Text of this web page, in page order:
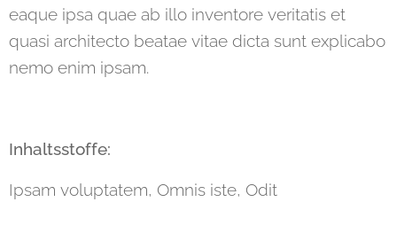
eaque ipsa quae ab illo inventore veritatis et
quasi architecto beatae vitae dicta sunt explicabo
nemo enim ipsam.
Inhaltsstoffe:
Ipsam voluptatem, Omnis iste, Odit